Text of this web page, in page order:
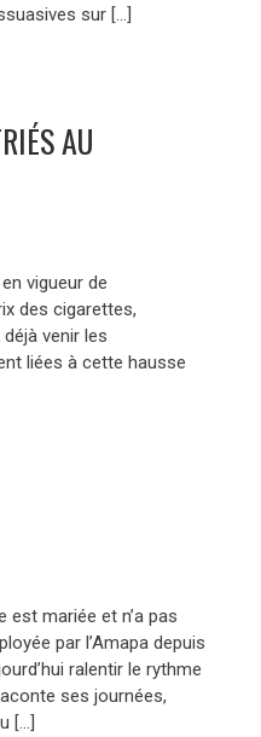
sur […]
AU
vigueur de
des cigarettes,
venir les
liées à cette hausse
est mariée et n’a pas
par l’Amapa depuis
ralentir le rythme
ses journées,
[…]